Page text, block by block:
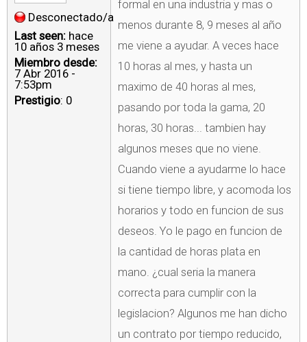
Desconectado/a
Last seen: hace
10 años 3 meses
Miembro desde:
7 Abr 2016 -
7:53pm
Prestigio: 0
formal en una industria y mas o
menos durante 8, 9 meses al año
me viene a ayudar. A veces hace
10 horas al mes, y hasta un
maximo de 40 horas al mes,
pasando por toda la gama, 20
horas, 30 horas... tambien hay
algunos meses que no viene.
Cuando viene a ayudarme lo hace
si tiene tiempo libre, y acomoda los
horarios y todo en funcion de sus
deseos. Yo le pago en funcion de
la cantidad de horas plata en
mano. ¿cual seria la manera
correcta para cumplir con la
legislacion? Algunos me han dicho
un contrato por tiempo reducido,